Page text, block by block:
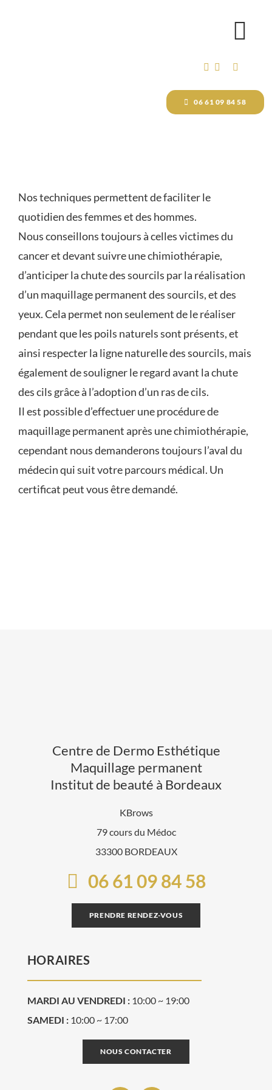
ACCUEIL
FORMATIONS
BOUTIQUE EN LIGNE
FAQ
CONTACT
PRENDRE RENDEZ-VOUS
LAISSER UN AVIS
06 61 09 84 58
Nos techniques permettent de faciliter le
quotidien des femmes et des hommes.
Nous conseillons toujours à celles victimes du
cancer et devant suivre une chimiothérapie,
d’anticiper la chute des sourcils par la réalisation
d’un maquillage permanent des sourcils, et des
yeux. Cela permet non seulement de le réaliser
pendant que les poils naturels sont présents, et
ainsi respecter la ligne naturelle des sourcils, mais
également de souligner le regard avant la chute
des cils grâce à l’adoption d’un ras de cils.
Il est possible d’effectuer une procédure de
maquillage permanent après une chimiothérapie,
cependant nous demanderons toujours l’aval du
médecin qui suit votre parcours médical. Un
certificat peut vous être demandé.
Centre de Dermo Esthétique
Maquillage permanent
Institut de beauté à Bordeaux
KBrows
79 cours du Médoc
33300 BORDEAUX
06 61 09 84 58
PRENDRE RENDEZ-VOUS
HORAIRES
MARDI AU VENDREDI : 10:00 ~ 19:00
SAMEDI : 10:00 ~ 17:00
NOUS CONTACTER